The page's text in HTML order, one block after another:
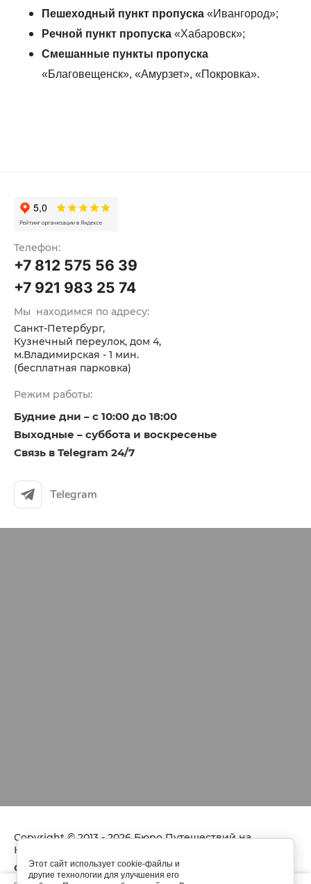
Пешеходный пункт пропуска «Ивангород»;
Речной пункт пропуска «Хабаровск»;
Смешанные пункты пропуска
«Благовещенск», «Амурзет», «Покровка».
Telegram
Телефон:
+7 812 575 56 39
+7 921 983 25 74
Мы находимся по адресу:
Санкт-Петербург,
Кузнечный переулок, дом 4,
м.Владимирская - 1 мин.
(бесплатная парковка)
Режим работы:
Будние дни – с 10:00 до 18:00
Выходные – суббота и воскресенье
Связь в Telegram 24/7
Copyright © 2013 - 2026 Бюро Путешествий на
Кузнечном...
ОГРН1237800040972
Политика конфиденциальности
Этот сайт использует cookie-файлы и
другие технологии для улучшения его